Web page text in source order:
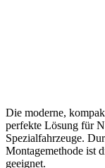
Die moderne,
perfekte Lösung für
Spezialfahrzeuge.
Montagemethode ist
geeignet.